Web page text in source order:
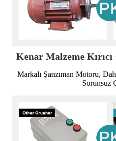
Kenar Malzeme
Markalı Şanzıman Motoru,
Sorunsuz